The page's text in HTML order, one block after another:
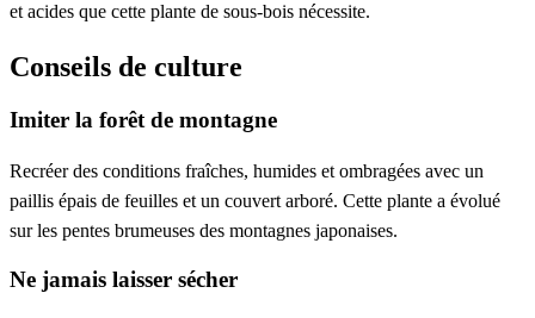
et acides que cette plante de sous-bois nécessite.
Conseils de culture
Imiter la forêt de montagne
Recréer des conditions fraîches, humides et ombragées avec un
paillis épais de feuilles et un couvert arboré. Cette plante a évolué
sur les pentes brumeuses des montagnes japonaises.
Ne jamais laisser sécher